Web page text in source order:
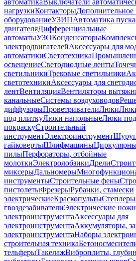
автоматикаВыключатели
нагрузкиКонтакторыДополнительное
оборудованиеУЗИПАвтоматика пуска
двигателяДифференциальные
автоматыУЗОКонденсаторы
электродвигателейАксессуары для
автоматикиСветотехника
освещениеСветодиодные ленты
светильникиТрековые светильники
светотехникиАксессуары для
лентВентиляцияВентиляторы
канальныеСистемы воздуховодов
диффузорыПроветривателиЛюки
под плиткуЛюки напольныеЛюки под
покраскуСтроительный
инструментЭлектроинструмент
гайковертыШлифмашины
пилыПерфораторы, отбойные
молоткиЭлектролобзикиДрели
миксерыДальномеры
инструментыСтроительные фены
пистолетыФрезерыРубанки, стамески
электрическиеКраскопульты
гвоздезабивателиЭлектрические
электроинструментаАксессуары для
электроинструментаАккумуляторы,
электроинструментаНаборы
строительная техника
тельферыТакелажВиброплиты,